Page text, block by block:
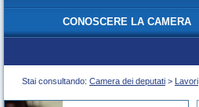
CONOSCERE LA CAMERA
Stai consultando: Camera dei deputati > Lavori